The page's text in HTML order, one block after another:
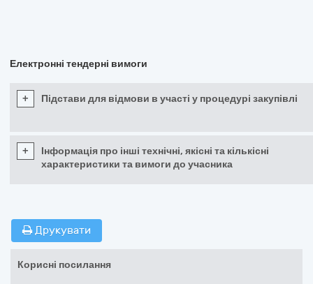
Електронні тендерні вимоги
+ Підстави для відмови в участі у процедурі закупівлі
+
Інформація про інші технічні, якісні та кількісні
характеристики та вимоги до учасника
Друкувати
Корисні посилання